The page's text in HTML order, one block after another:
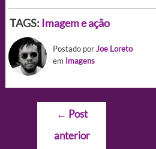
TAGS: Imagem e ação
Postado porJoe Loreto
em Imagens
Navegação
Post
← Post
anterior